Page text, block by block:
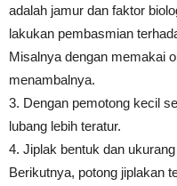
adalah jamur dan faktor
lakukan pembasmian
Misalnya dengan memakai
menambalnya.
3. Dengan pemotong kecil
lubang lebih teratur.
4. Jiplak bentuk dan
Berikutnya, potong jiplakan